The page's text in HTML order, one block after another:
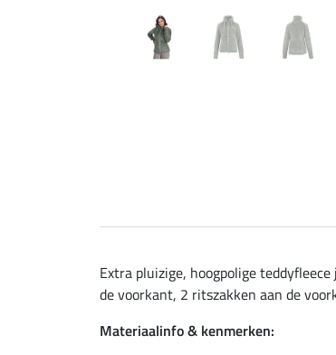
Extra pluizige, hoogpolige
de voorkant, 2 ritszakken aan de
Materiaalinfo & kenmerken: